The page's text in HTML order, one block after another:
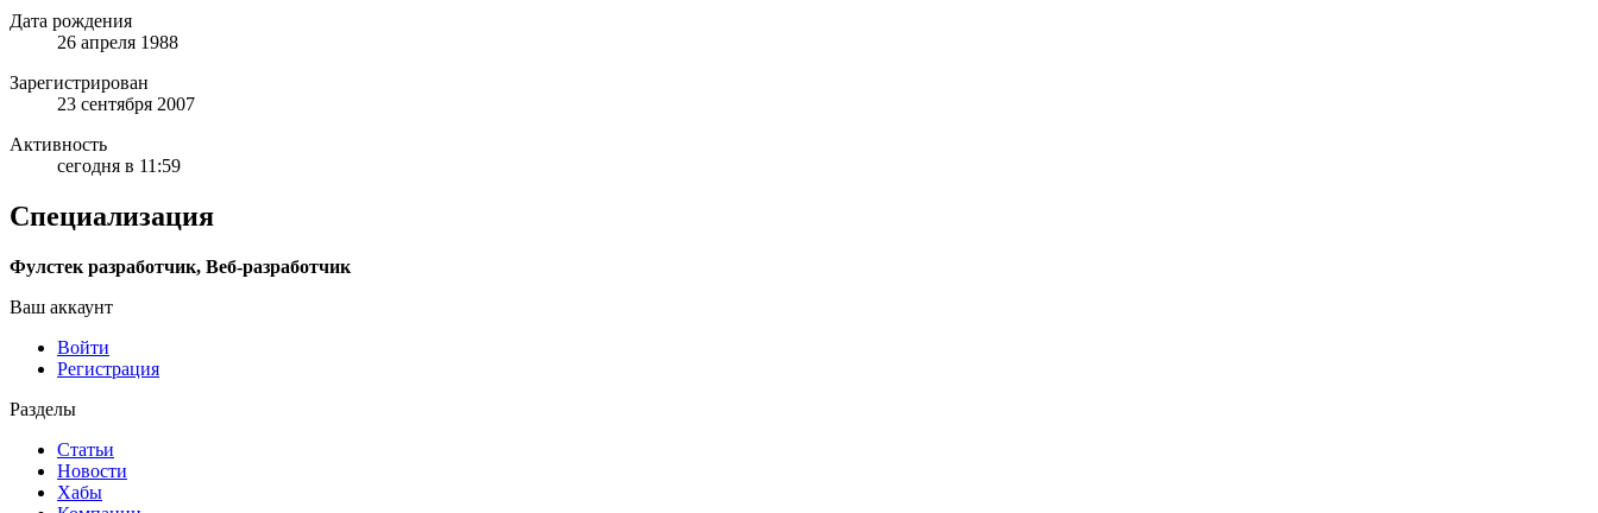
Дата рождения
26 апреля 1988
Зарегистрирован
23 сентября 2007
Активность
сегодня в 11:59
Специализация
Фулстек разработчик, Веб-разработчик
Ваш аккаунт
Войти
Регистрация
Разделы
Статьи
Новости
Хабы